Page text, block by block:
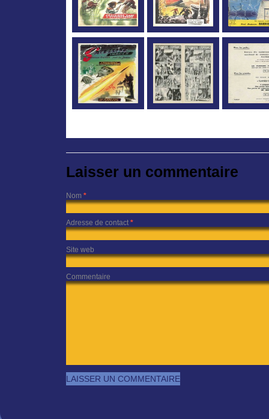
Laisser un commentaire
Nom *
Adresse de contact *
Site web
Commentaire